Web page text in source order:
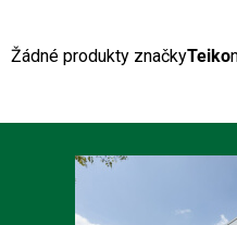
Žádné produkty značkyTeiko